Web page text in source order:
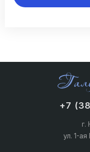
+7
г.
ул. 1-ая